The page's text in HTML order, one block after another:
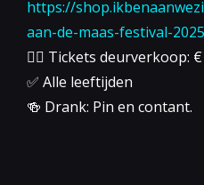
https://
aan-de-maas-festival-2025
👉🏻 Tickets deurverkoop: €
✅ Alle leeftijden
🍻 Drank: Pin en contant.